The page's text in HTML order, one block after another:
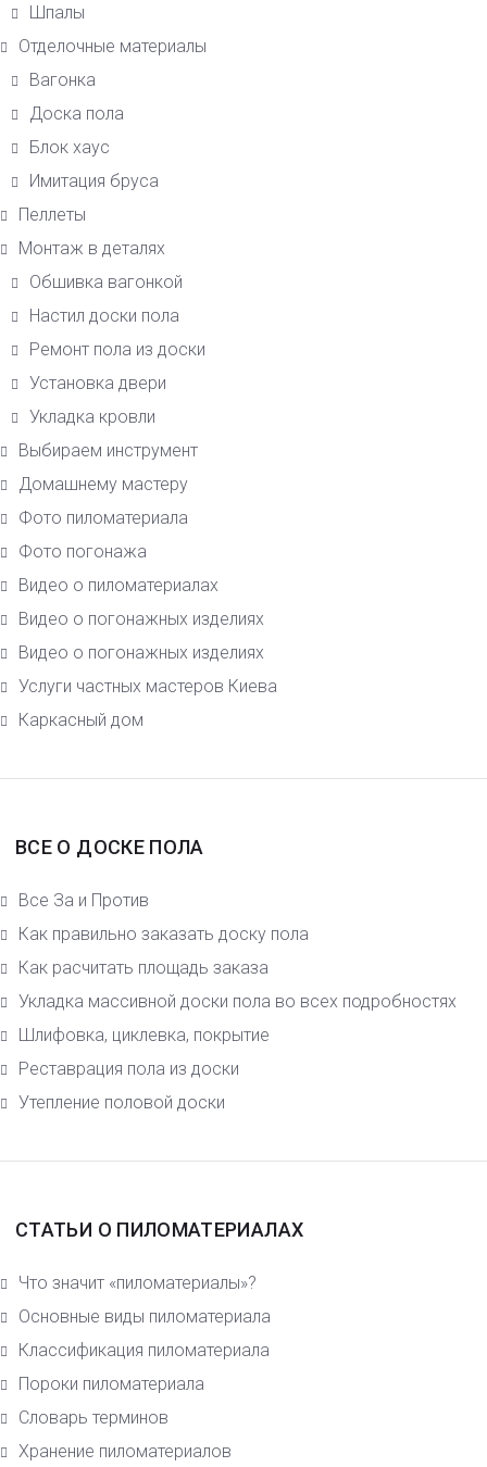
Шпалы
Отделочные материалы
Вагонка
Доска пола
Блок хаус
Имитация бруса
Пеллеты
Монтаж в деталях
Обшивка вагонкой
Настил доски пола
Ремонт пола из доски
Установка двери
Укладка кровли
Выбираем инструмент
Домашнему мастеру
Фото пиломатериала
Фото погонажа
Видео о пиломатериалах
Видео о погонажных изделиях
Видео о погонажных изделиях
Услуги частных мастеров Киева
Каркасный дом
ВСЕ О ДОСКЕ ПОЛА
Все За и Против
Как правильно заказать доску пола
Как расчитать площадь заказа
Укладка массивной доски пола во всех подробностях
Шлифовка, циклевка, покрытие
Реставрация пола из доски
Утепление половой доски
СТАТЬИ О ПИЛОМАТЕРИАЛАХ
Что значит «пиломатериалы»?
Основные виды пиломатериала
Класcификация пиломатериала
Пороки пиломатериала
Словарь терминов
Хранение пиломатериалов